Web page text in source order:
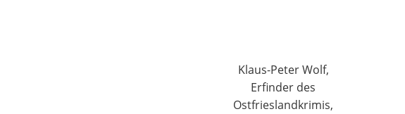
Klaus-Peter Wolf,
Erfinder des
Ostfrieslandkrimis,